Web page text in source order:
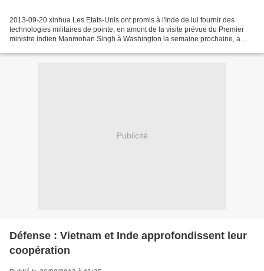
2013-09-20 xinhua Les Etats-Unis ont promis à l'Inde de lui fournir des
technologies militaires de pointe, en amont de la visite prévue du Premier
ministre indien Manmohan Singh à Washington la semaine prochaine, a
Publicité
Défense : Vietnam et Inde approfondissent leur
coopération